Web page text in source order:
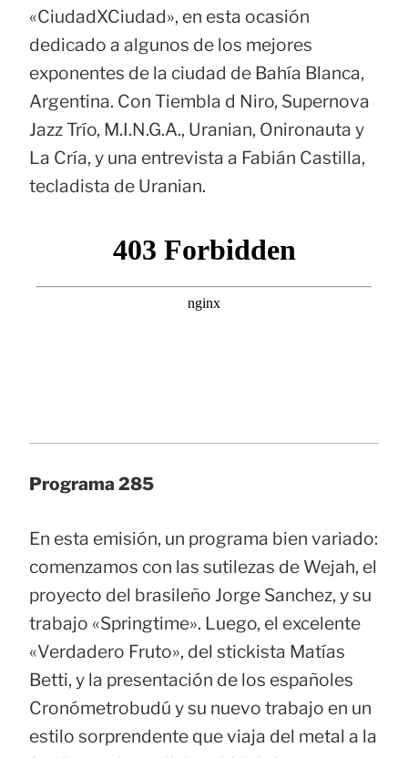
«CiudadXCiudad», en esta ocasión
dedicado a algunos de los mejores
exponentes de la ciudad de Bahía Blanca,
Argentina. Con Tiembla d Niro, Supernova
Jazz Trío, M.I.N.G.A., Uranian, Onironauta y
La Cría, y una entrevista a Fabián Castilla,
tecladista de Uranian.
Programa 285
En esta emisión, un programa bien variado:
comenzamos con las sutilezas de Wejah, el
proyecto del brasileño Jorge Sanchez, y su
trabajo «Springtime». Luego, el excelente
«Verdadero Fruto», del stickista Matías
Betti, y la presentación de los españoles
Cronómetrobudú y su nuevo trabajo en un
estilo sorprendente que viaja del metal a la